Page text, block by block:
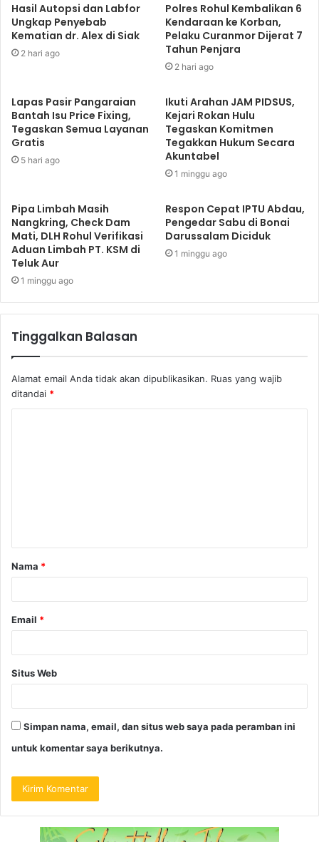
Hasil Autopsi dan Labfor
Ungkap Penyebab
Kematian dr. Alex di Siak
2 hari ago
Polres Rohul Kembalikan 6
Kendaraan ke Korban,
Pelaku Curanmor Dijerat 7
Tahun Penjara
2 hari ago
Lapas Pasir Pangaraian
Bantah Isu Price Fixing,
Tegaskan Semua Layanan
Gratis
5 hari ago
Ikuti Arahan JAM PIDSUS,
Kejari Rokan Hulu
Tegaskan Komitmen
Tegakkan Hukum Secara
Akuntabel
1 minggu ago
Pipa Limbah Masih
Nangkring, Check Dam
Mati, DLH Rohul Verifikasi
Aduan Limbah PT. KSM di
Teluk Aur
1 minggu ago
Respon Cepat IPTU Abdau,
Pengedar Sabu di Bonai
Darussalam Diciduk
1 minggu ago
Tinggalkan Balasan
Alamat email Anda tidak akan dipublikasikan. Ruas yang wajib
ditandai *
Nama *
Email *
Situs Web
Simpan nama, email, dan situs web saya pada peramban ini
untuk komentar saya berikutnya.